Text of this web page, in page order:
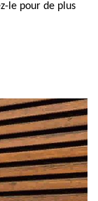
le pour de plus